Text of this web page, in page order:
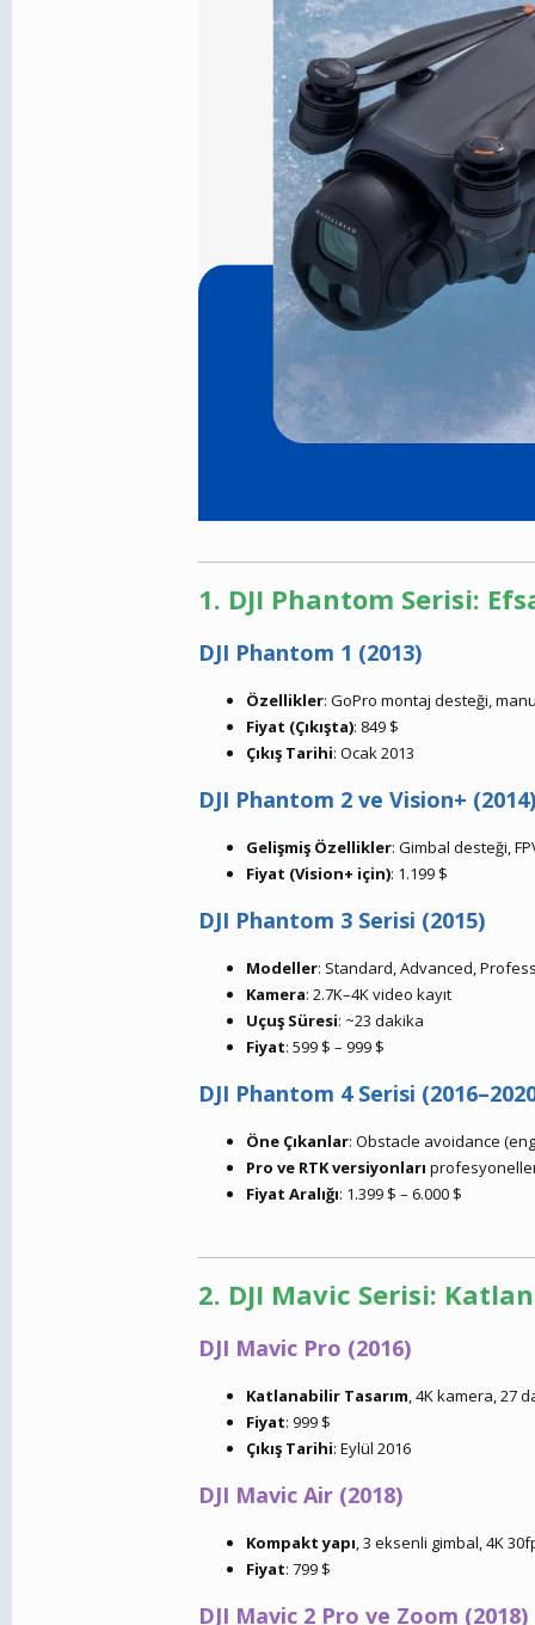
1. DJI Phantom Serisi:
DJI Phantom 1 (2013)
Özellikler: GoPro montaj desteği,
Fiyat (Çıkışta): 849 $
Çıkış Tarihi: Ocak 2013
DJI Phantom 2 ve Vision+ (2014)
Gelişmiş Özellikler: Gimbal desteği,
Fiyat (Vision+ için): 1.199 $
DJI Phantom 3 Serisi (2015)
Modeller: Standard, Advanced,
Kamera: 2.7K–4K video kayıt
Uçuş Süresi: ~23 dakika
Fiyat: 599 $ – 999 $
DJI Phantom 4 Serisi
Öne Çıkanlar: Obstacle avoidance
Pro ve RTK versiyonları
Fiyat Aralığı: 1.399 $ – 6.000 $
2. DJI Mavic Serisi:
DJI Mavic Pro (2016)
Katlanabilir Tasarım, 4K kamera, 27
Fiyat: 999 $
Çıkış Tarihi: Eylül 2016
DJI Mavic Air (2018)
Kompakt yapı, 3 eksenli gimbal, 4K
Fiyat: 799 $
DJI Mavic 2 Pro ve Zoom (2018)